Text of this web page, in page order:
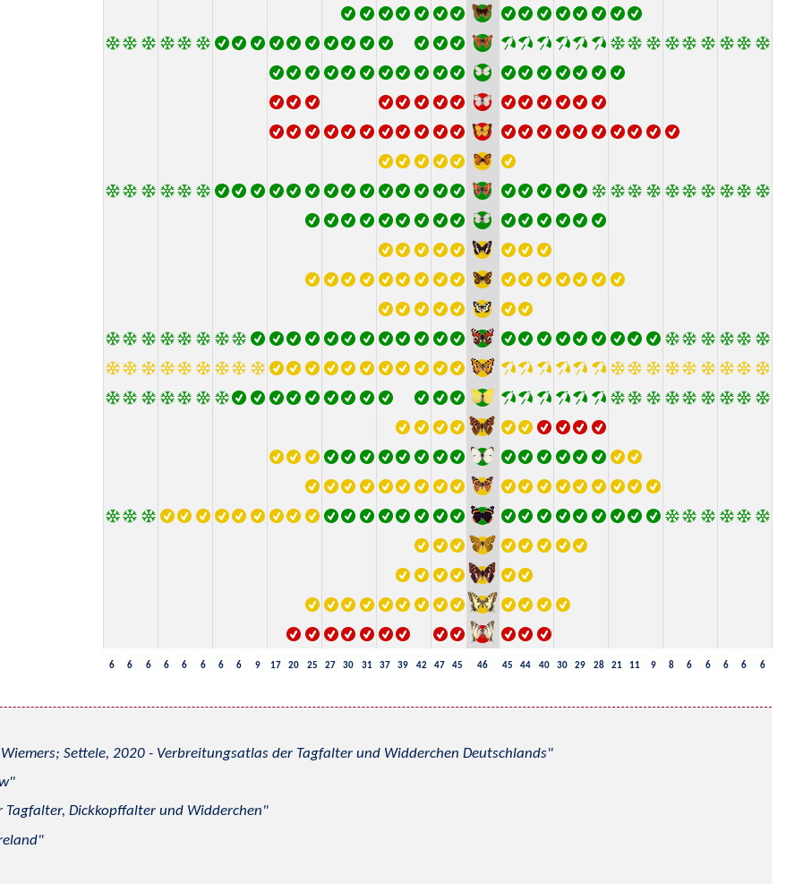
6 6 6 6 6 6 6 6 9 17 20 25 27 30 31 37 39 42 47 45 46 45 44 40 30 29 28 21 11 9 8 6 6 6 6 6
Settele, 2020 - Verbreitungsatlas der Tagfalter und Widderchen Deutschlands
Dickkopffalter und Widderchen